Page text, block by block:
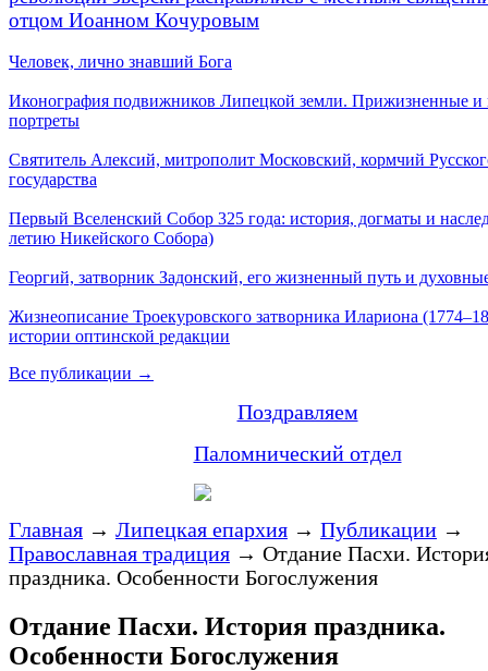
отцом Иоанном Кочуровым
Человек, лично знавший Бога
Иконография подвижников Липецкой земли. Прижизненные и
портреты
Святитель Алексий, митрополит Московский, кормчий
государства
Первый Вселенский Собор 325 года: история, догматы и
летию Никейского Собора)
Георгий, затворник Задонский, его жизненный путь и
Жизнеописание Троекуровского затворника Илариона
истории оптинской редакции
Все публикации →
Поздравляем
Паломнический отдел
Главная → Липецкая епархия → Публикации →
Православная традиция → Отдание Пасхи.
праздника. Особенности Богослужения
Отдание Пасхи. История праздника.
Особенности Богослужения